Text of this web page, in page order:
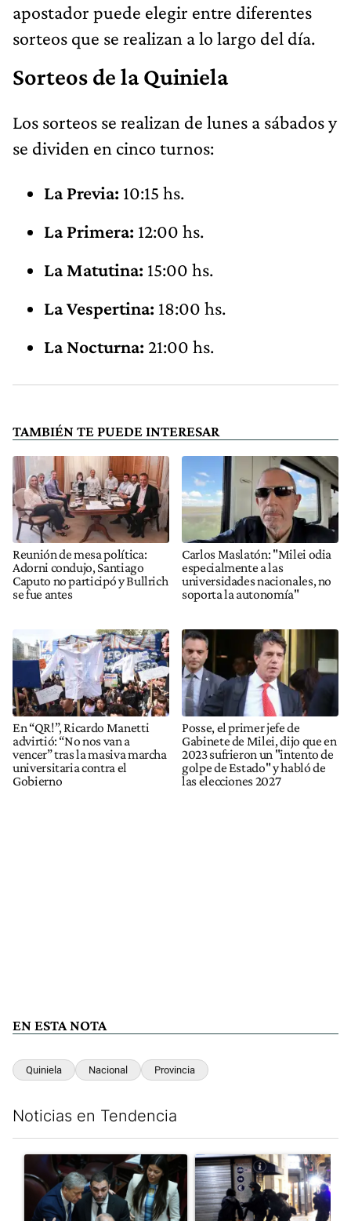
apostador puede elegir entre diferentes
sorteos que se realizan a lo largo del día.
Sorteos de la Quiniela
Los sorteos se realizan de lunes a sábados y
se dividen en cinco turnos:
La Previa: 10:15 hs.
La Primera: 12:00 hs.
La Matutina: 15:00 hs.
La Vespertina: 18:00 hs.
La Nocturna: 21:00 hs.
TAMBIÉN TE PUEDE INTERESAR
Reunión de mesa política:
Adorni condujo, Santiago
Caputo no participó y Bullrich
se fue antes
Carlos Maslatón: "Milei odia
especialmente a las
universidades nacionales, no
soporta la autonomía"
En “QR!”, Ricardo Manetti
advirtió: “No nos van a
vencer” tras la masiva marcha
universitaria contra el
Gobierno
Posse, el primer jefe de
Gabinete de Milei, dijo que en
2023 sufrieron un "intento de
golpe de Estado" y habló de
las elecciones 2027
EN ESTA NOTA
Quiniela Nacional Provincia
Noticias en Tendencia
Un artículo de tendencia con el título "Encuesta, mientras el
Un artículo de tendencia con